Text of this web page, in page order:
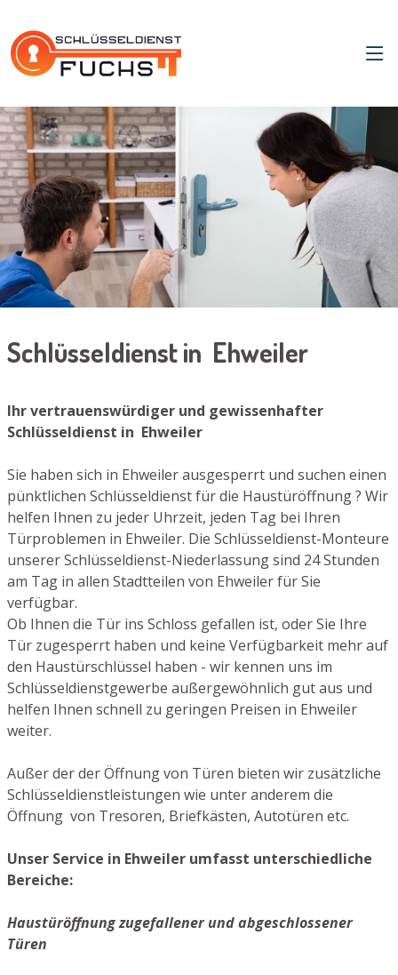
Schlüsseldienst in Ehweiler
Ihr vertrauenswürdiger und gewissenhafter
Schlüsseldienst in Ehweiler
Sie haben sich in Ehweiler ausgesperrt und suchen einen
pünktlichen Schlüsseldienst für die Haustüröffnung ? Wir
helfen Ihnen zu jeder Uhrzeit, jeden Tag bei Ihren
Türproblemen in Ehweiler. Die Schlüsseldienst-Monteure
unserer Schlüsseldienst-Niederlassung sind 24 Stunden
am Tag in allen Stadtteilen von Ehweiler für Sie
verfügbar.
Ob Ihnen die Tür ins Schloss gefallen ist, oder Sie Ihre
Tür zugesperrt haben und keine Verfügbarkeit mehr auf
den Haustürschlüssel haben - wir kennen uns im
Schlüsseldienstgewerbe außergewöhnlich gut aus und
helfen Ihnen schnell zu geringen Preisen in Ehweiler
weiter.
Außer der der Öffnung von Türen bieten wir zusätzliche
Schlüsseldienstleistungen wie unter anderem die
Öffnung von Tresoren, Briefkästen, Autotüren etc.
Unser Service in Ehweiler umfasst unterschiedliche
Bereiche:
Haustüröffnung zugefallener und abgeschlossener
Türen